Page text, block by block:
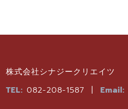
株式会社シナジークリエイツ
TEL: 082-208-1587 | Email: